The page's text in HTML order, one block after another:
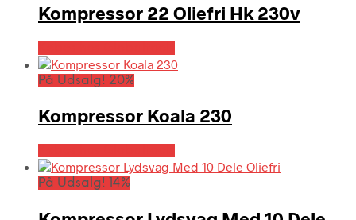
Kompressor 22 Oliefri Hk 230v
På Udsalg! 20%
Kompressor Koala 230
På Udsalg! 14%